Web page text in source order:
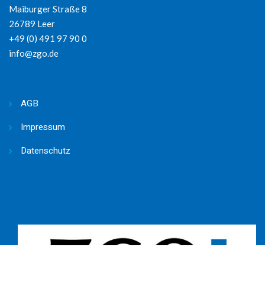
Maiburger Straße 8
26789 Leer
+49 (0) 491 97 90 0
info@zgo.de
AGB
Impressum
Datenschutz